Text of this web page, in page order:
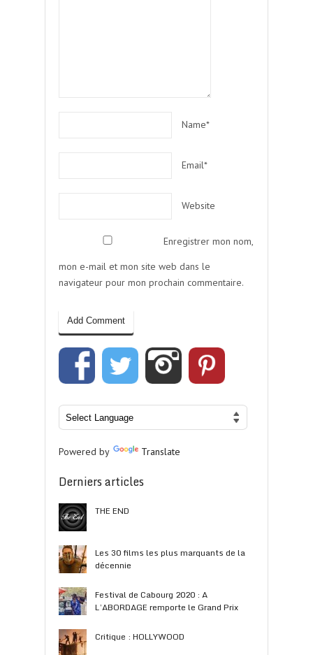
Name*
Email*
Website
Enregistrer mon nom,
mon e-mail et mon site web dans le
navigateur pour mon prochain commentaire.
Powered by Translate
Derniers articles
THE END
Les 30 films les plus marquants de la
décennie
Festival de Cabourg 2020 : A
L’ABORDAGE remporte le Grand Prix
Critique : HOLLYWOOD